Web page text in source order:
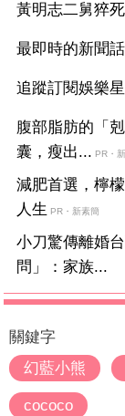
黃明志二舅猝
最即時的新聞
追蹤訂閱娛樂
腹部脂肪的「
囊，瘦出... PR・
減肥首選，檸
人生 PR・新素簡
小刀驚傳離婚
問」：家族...
關鍵字
幻藍小熊
cococo